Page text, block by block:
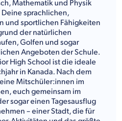
Mathematik und Physik
sprachlichen,
und sportlichen Fähigkeiten
der natürlichen
Golfen und sogar
Angeboten der Schule.
High School ist die ideale
in Kanada. Nach dem
Mitschüler:innen im
euch gemeinsam im
sogar einen Tagesausflug
– einer Stadt, die für